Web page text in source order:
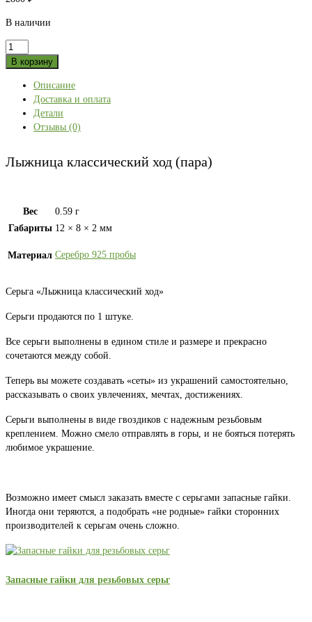
В наличии
Количество
товара
классический
(пара)
В корзину
Описание
Доставка и оплата
Детали
Отзывы (0)
Лыжница классический ход (пара)
Вес
0.59 г
Габариты 12 × 8 × 2 мм
Материал Серебро 925 пробы
Серьга «Лыжница классический ход»
Серьги продаются по 1 штуке.
Все серьги выполнены в едином стиле и размере и прекрасно
сочетаются между собой.
Теперь вы можете создавать «сеты» из украшений самостоятельно,
рассказывать о своих увлечениях, мечтах, достижениях.
Серьги выполнены в виде гвоздиков с надежным резьбовым
креплением. Можно смело отправлять в горы, и не бояться потерять
любимое украшение.
Возможно имеет смысл заказать вместе с серьгами запасные гайки.
Иногда они теряются, а подобрать «не родные» гайки сторонних
производителей к серьгам очень сложно.
Запасные гайки для резьбовых серьг